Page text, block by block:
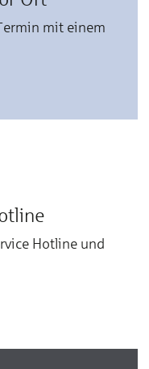
mit einem
Hotline und